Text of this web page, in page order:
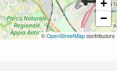
+
−
©OpenStreetMap contributors